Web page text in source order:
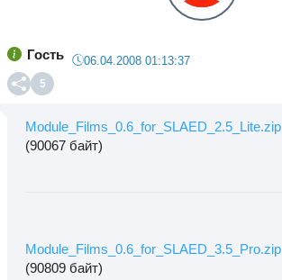
Гость 06.04.2008 01:13:37
5
Module_Films_0.6_for_SLAED_2.5_Lite.zip
(90067 байт)
Module_Films_0.6_for_SLAED_3.5_Pro.zip
(90809 байт)